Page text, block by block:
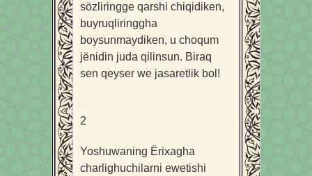
sözliringge qarshi chiqidiken,
buyruqliringgha
boysunmaydiken, u choqum
jënidin juda qilinsun. Biraq
sen qeyser we jasaretlik bol!
2
Yoshuwaning Ërixagha
charlighuchilarni ewetishi